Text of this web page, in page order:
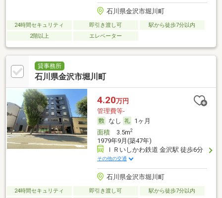
石川県金沢市堀川町
24時間セキュリティ 即引き渡し可
駅から徒歩7分以内
2階以上
エレベーター
貸事務所
石川県金沢市堀川町
4.20万円
管理費等-
なし
1ヶ月
面積3.5m2
1979年9月(築47年)
ＩＲいしかわ鉄道 金沢駅 徒歩6分
その他の交通
石川県金沢市堀川町
24時間セキュリティ 即引き渡し可
駅から徒歩7分以内